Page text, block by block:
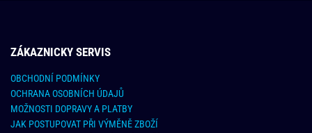
ZÁKAZNICKY SERVIS
OBCHODNÍ PODMÍNKY
OCHRANA OSOBNÍCH ÚDAJŮ
MOŽNOSTI DOPRAVY A PLATBY
JAK POSTUPOVAT PŘI VÝMĚNĚ ZBOŽÍ